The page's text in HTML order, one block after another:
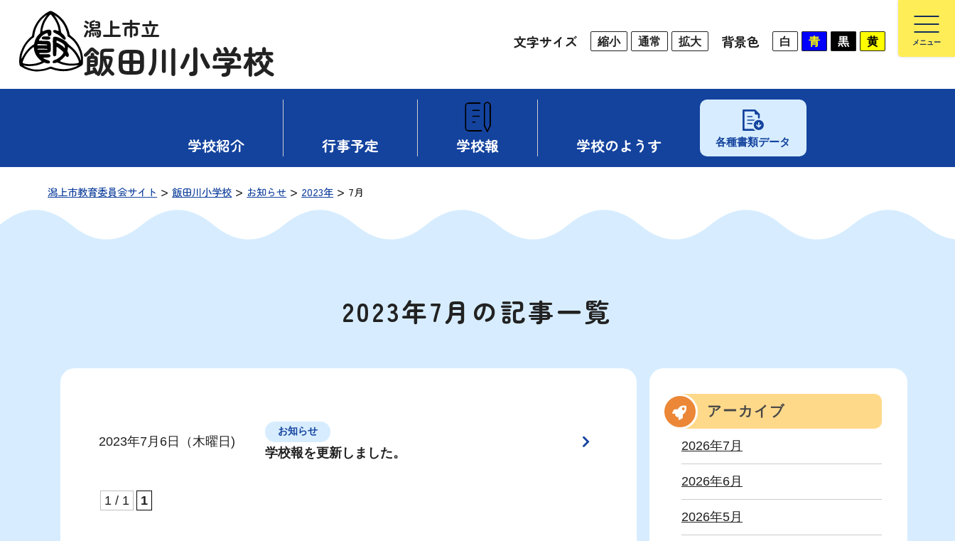
潟上市立
飯田川小学校 文字サイズ 縮小 通常 拡大 背景色 白 青 黒 黄
学校紹介 行事予定 学校報 学校のようす 各種書類データ
潟上市教育委員会サイト >飯田川小学校 > お知らせ > 2023年 > 7月
2023年7月の記事一覧
2023年7月6日（木曜日)
お知らせ
学校報を更新しました。
1 / 1 1
アーカイブ
2026年7月
2026年6月
2026年5月